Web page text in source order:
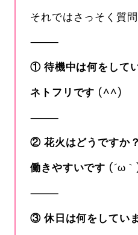
それではさっそく質
⸻
① 待機中は何をして
ネトフリです (^^)
⸻
② 花火はどうですか？
働きやすいです (´ω
⸻
③ 休日は何をしてい